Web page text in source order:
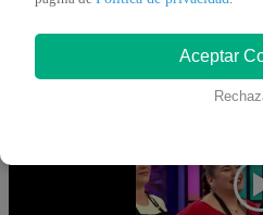
caer en la noche de
lograrán salvarse?
Aceptar